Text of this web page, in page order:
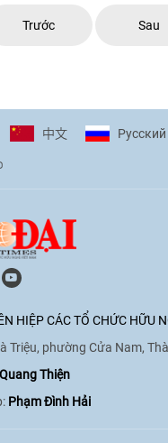
Trước Sau
中文 Pусский
HIỆP CÁC TỔ CHỨC HỮU
Triệu, phường Cửa Nam,
Thiện
Phạm Đình Hải